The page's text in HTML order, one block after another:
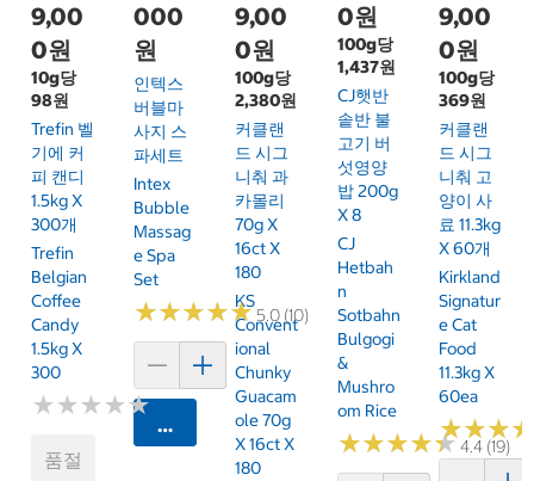
9,00
0원
10g당
98원
Trefin 벨
기에 커
피 캔디
1.5kg X
300개
Trefin
Belgian
Coffee
Candy
1.5kg X
300
★★★★★
★★★★★
품절
000
원
인텍스
버블마
사지 스
파세트
Intex
Bubble
Massag
E Spa
Set
★★★★★
★★★★★5.0 (10)
카트에 담기
9,00
0원
100g당
2,380원
커클랜
드 시그
니춰 과
카몰리
70g X
16ct X
180
KS
Convent
Ional
Chunky
Guacam
Ole 70g
X 16ct X
180
0원
100g당
1,437원
CJ햇반
솥반 불
고기 버
섯영양
밥 200g
X 8
CJ
Hetbah
N
Sotbahn
Bulgogi
&
Mushro
Om Rice
★★★★★
★★★★★4.4 (19)
9,00
0원
100g당
369원
커클랜
드 시그
니춰 고
양이 사
료 11.3kg
X 60개
Kirkland
Signatur
E Cat
Food
11.3kg X
60ea
★★★
★★★